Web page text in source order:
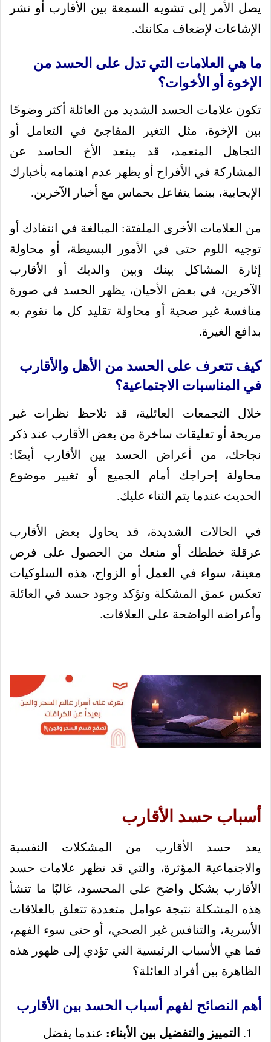
يصل الأمر إلى تشويه السمعة بين الأقارب أو نشر
الإشاعات لإضعاف مكانتك.
ما هي العلامات التي تدل على الحسد من
الإخوة أو الأخوات؟
تكون علامات الحسد الشديد من العائلة أكثر وضوحًا
بين الإخوة، مثل التغير المفاجئ في التعامل أو
التجاهل المتعمد، قد يبتعد الأخ الحاسد عن
المشاركة في الأفراح أو يظهر عدم اهتمامه بأخبارك
الإيجابية، بينما يتفاعل بحماس مع أخبار الآخرين.
من العلامات الأخرى الملفتة: المبالغة في انتقادك أو
توجيه اللوم حتى في الأمور البسيطة، أو محاولة
إثارة المشاكل بينك وبين والديك أو الأقارب
الآخرين، في بعض الأحيان، يظهر الحسد في صورة
منافسة غير صحية أو محاولة تقليد كل ما تقوم به
بدافع الغيرة.
كيف تتعرف على الحسد من الأهل والأقارب
في المناسبات الاجتماعية؟
خلال التجمعات العائلية، قد تلاحظ نظرات غير
مريحة أو تعليقات ساخرة من بعض الأقارب عند ذكر
نجاحك، من أعراض الحسد بين الأقارب أيضًا:
محاولة إحراجك أمام الجميع أو تغيير موضوع
الحديث عندما يتم الثناء عليك.
في الحالات الشديدة، قد يحاول بعض الأقارب
عرقلة خططك أو منعك من الحصول على فرص
معينة، سواء في العمل أو الزواج، هذه السلوكيات
تعكس عمق المشكلة وتؤكد وجود حسد في العائلة
وأعراضه الواضحة على العلاقات.
أسباب حسد الأقارب
يعد حسد الأقارب من المشكلات النفسية
والاجتماعية المؤثرة، والتي قد تظهر علامات حسد
الأقارب بشكل واضح على المحسود، غالبًا ما تنشأ
هذه المشكلة نتيجة عوامل متعددة تتعلق بالعلاقات
الأسرية، والتنافس غير الصحي، أو حتى سوء الفهم،
فما هي الأسباب الرئيسية التي تؤدي إلى ظهور هذه
الظاهرة بين أفراد العائلة؟
أهم النصائح لفهم أسباب الحسد بين الأقارب
التمييز والتفضيل بين الأبناء: عندما يفضل